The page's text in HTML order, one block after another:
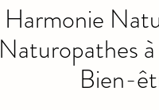
Harmonie
Naturopathes
Bien-